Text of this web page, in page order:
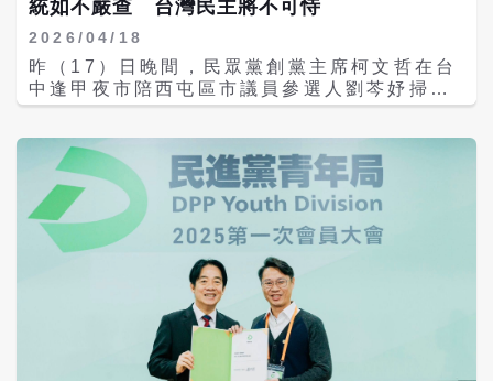
示，鄭朝方2018年代表民進黨參選新竹縣長，
最終獲得7萬8170票落敗。當年申報的競選支
出約1810萬元。 因此，吳子嘉的爆料出現
後，外界開始把4000萬元與1810萬元兩個數
字放在一起檢視，兩者相差約2190萬元。 政
壇人士進一步追問，如果4000萬元確實是為鄭
朝方選舉而籌措，為何公開申報的競選支出只
有約1810萬元？反之，如果4000萬元並未全
部投入競選，又究竟有多少款項曾經提供鄭朝
方或競選團隊使用？ 《政治獻金法》規範的是
對從事競選活動者無償提供財產、不相當對價
給付，以及債務免除等經濟利益；擬參選人收
受政治獻金，必須依法開立專戶並申報相關會
計報告。因此，4000萬元的法律性質及是否曾
進入競選活動，才是後續需要釐清的關鍵。
「至善莊園」爭議先開第一槍 鄭朝方：從政
升為4000元。 加拿大約克大學副教授沈榮欽
感嘆，黃偉哲和林奕華在學生時期都是校園活
躍分子，只是林奕華屬於台大國民黨陣營，黃
偉哲則專攻異議性社團。由於調查局是單線作
業，兩人在當時可能互不知道對方的線民身
的異議性社團，當時同儕還開玩笑問「該不會
是為了績效獎金吧？」如今檔案公布，最殘酷
的是「當年所有的玩笑都是真的」。 對於檔案
鐵證，黃偉哲今日低調回應，強調這已經是
「舊聞」；而過去傳出線民爭議時，黃偉哲皆
亮、黃國書等名單再受矚目 校園「抓耙子」檔
案的曝光，再度引發台灣社會對線民歷史的兩
極討論。沈榮欽分析，綠營支持者向來將線民
視為不可饒恕之惡，因為當年國民黨利用細胞
離間黨外、製造衝突，而藍營民眾即使身為平
起，這反映黃仁勳對賴清德評價。 郭正亮說，
避諱民進黨不是沒有道理，賴清德就是台獨代
名詞，但2023年5月30日黃仁勳來台參加台北
國際電腦展（COMPUTEX），時任總統蔡英
文也前往參與，雖然兩人未見面，但擦身而
fantastic president（她是一位非常棒的總
統）」。 郭正亮稱，到現在都沒看過賴清德參
加COMPUTEX，只會一直吹股市大漲。他接
著稱，黃仁勳最喜歡的人是蔣萬安，兩人有多
次互動，現在台灣AI產業獨大，其他產業都非
常貧弱，賴清德作為總統，當然要關心較弱的
產業，但卻從未聽過賴清德提及傳產、服務業
等，口中常提AI半導體產業的發展、對美投資
以及與美國產業接軌。 先前黃仁勳多次提出擔
心台灣缺電，賴政府表示台灣到2032年穩定供
電沒有問題，黃仁勳則回應「maybe」，郭正
統如不嚴查 台灣民主將不可恃
2026/04/18
昨（17）日晚間，民眾黨創黨主席柯文哲在台
中逢甲夜市陪西屯區市議員參選人劉芩妤掃街
拜票時，遭不明人士噴灑辣椒水。名嘴郭正亮
今天上午在網路社群中表示，被噴辣椒水的是
一個在野黨的黨主席，如果賴總統最後不能嚴
厲譴責並嚴厲執法，台灣民主將不可恃。 劉芩
妤表示，她與柯文哲主席一同到熱鬧的逢甲夜
市，原本是一場充滿溫暖與笑聲的基層走訪；
看著市民朋友們熱情的招呼、與大家握手寒暄
的瞬間，她心裡滿是感動，這正是我們最珍惜
的台灣日常；然而，這份喜悅卻被突如其來的
時，兩名共乘機車的不明人士，竟然惡意向志
工與空氣中噴灑辣椒水，刺鼻的味道瞬間瀰
漫，不僅讓她、柯文哲以及現場多位志工、工